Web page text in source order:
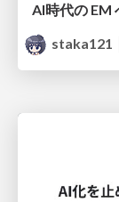
AI時代の EM
staka121